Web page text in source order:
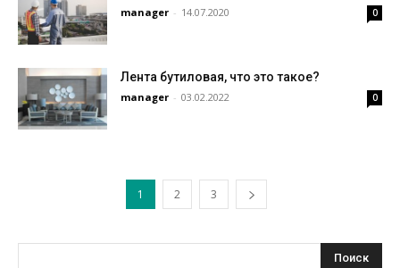
manager - 14.07.2020 0
Лента бутиловая, что это такое?
manager - 03.02.2022 0
1 2 3